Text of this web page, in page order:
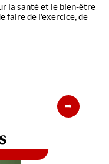
la santé et le bien-être
faire de l'exercice, de